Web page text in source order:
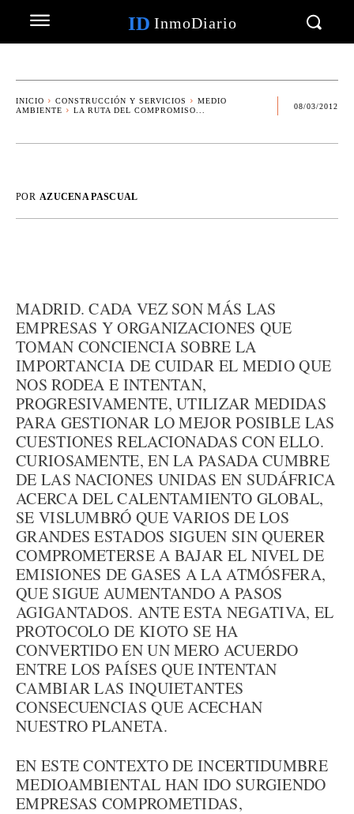
ID InmoDiario
INICIO CONSTRUCCIÓN Y SERVICIOS
MEDIO
AMBIENTE
LA RUTA DEL COMPROMISO...
08/03/2012
POR AZUCENA PASCUAL
MADRID. CADA VEZ SON MÁS LAS
EMPRESAS Y ORGANIZACIONES QUE
TOMAN CONCIENCIA SOBRE LA
IMPORTANCIA DE CUIDAR EL MEDIO QUE
NOS RODEA E INTENTAN,
PROGRESIVAMENTE, UTILIZAR MEDIDAS
PARA GESTIONAR LO MEJOR POSIBLE LAS
CUESTIONES RELACIONADAS CON ELLO.
CURIOSAMENTE, EN LA PASADA CUMBRE
DE LAS NACIONES UNIDAS EN SUDÁFRICA
ACERCA DEL CALENTAMIENTO GLOBAL,
SE VISLUMBRÓ QUE VARIOS DE LOS
GRANDES ESTADOS SIGUEN SIN QUERER
COMPROMETERSE A BAJAR EL NIVEL DE
EMISIONES DE GASES A LA ATMÓSFERA,
QUE SIGUE AUMENTANDO A PASOS
AGIGANTADOS. ANTE ESTA NEGATIVA, EL
PROTOCOLO DE KIOTO SE HA
CONVERTIDO EN UN MERO ACUERDO
ENTRE LOS PAÍSES QUE INTENTAN
CAMBIAR LAS INQUIETANTES
CONSECUENCIAS QUE ACECHAN
NUESTRO PLANETA.
EN ESTE CONTEXTO DE INCERTIDUMBRE
MEDIOAMBIENTAL HAN IDO SURGIENDO
EMPRESAS COMPROMETIDAS,